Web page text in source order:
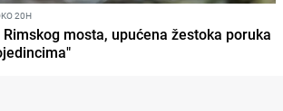
20H
mosta, upućena žestoka poruka